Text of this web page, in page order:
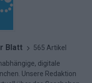
Blatt 565 Artikel
digitale
Unsere Redaktion